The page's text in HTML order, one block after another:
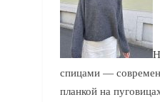
:
спицами —
планкой на